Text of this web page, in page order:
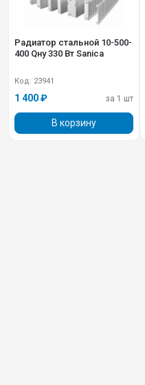
Радиатор стальной 10-500-
400 Qну 330 Вт Sanica
Код: 23941
1 400 ₽ за 1 шт
В корзину